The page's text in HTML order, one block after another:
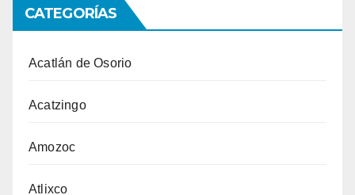
CATEGORÍAS
Acatlán de Osorio
Acatzingo
Amozoc
Atlixco